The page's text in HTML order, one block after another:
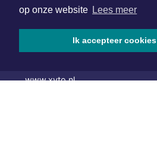
op onze website Lees meer
Ik accepteer cookies
van Benthuizenlaan 1
1701 BZ Heerhugowaard
072 8200 600
www.xyto.nl